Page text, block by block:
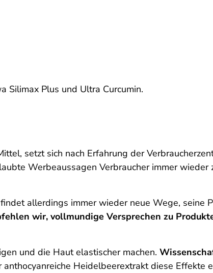
Silimax Plus und Ultra Curcumin.
setzt sich nach Erfahrung der
Werbeaussagen Verbraucher immer wieder
allerdings immer wieder neue Wege, seine
wir, vollmundige Versprechen zu
und die Haut elastischer machen.
Heidelbeerextrakt diese Effekte